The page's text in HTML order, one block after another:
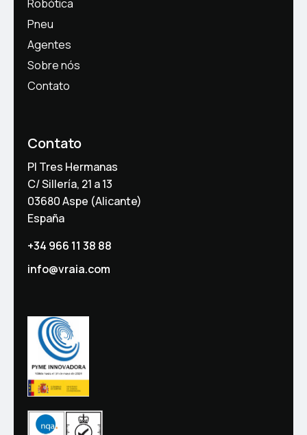
Robótica
Pneu
Agentes
Sobre nós
Contato
Contato
PI Tres Hermanas
C/ Sillería, 21 a 13
03680 Aspe (Alicante)
España
+34 966 11 38 88
info@vraia.com